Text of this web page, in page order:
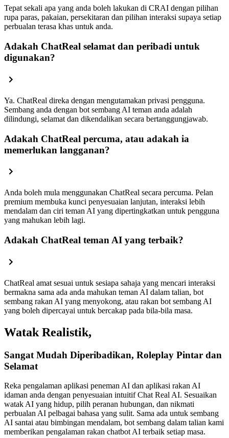
Tepat sekali apa yang anda boleh lakukan di CRAI dengan pilihan
rupa paras, pakaian, persekitaran dan pilihan interaksi supaya setiap
perbualan terasa khas untuk anda.
Adakah ChatReal selamat dan peribadi untuk
digunakan?
Ya. ChatReal direka dengan mengutamakan privasi pengguna.
Sembang anda dengan bot sembang AI teman anda adalah
dilindungi, selamat dan dikendalikan secara bertanggungjawab.
Adakah ChatReal percuma, atau adakah ia
memerlukan langganan?
Anda boleh mula menggunakan ChatReal secara percuma. Pelan
premium membuka kunci penyesuaian lanjutan, interaksi lebih
mendalam dan ciri teman AI yang dipertingkatkan untuk pengguna
yang mahukan lebih lagi.
Adakah ChatReal teman AI yang terbaik?
ChatReal amat sesuai untuk sesiapa sahaja yang mencari interaksi
bermakna sama ada anda mahukan teman AI dalam talian, bot
sembang rakan AI yang menyokong, atau rakan bot sembang AI
yang boleh dipercayai untuk bercakap pada bila-bila masa.
Watak Realistik,
Sangat Mudah Diperibadikan, Roleplay Pintar dan
Selamat
Reka pengalaman aplikasi peneman AI dan aplikasi rakan AI
idaman anda dengan penyesuaian intuitif Chat Real AI. Sesuaikan
watak AI yang hidup, pilih peranan hubungan, dan nikmati
perbualan AI pelbagai bahasa yang sulit. Sama ada untuk sembang
AI santai atau bimbingan mendalam, bot sembang dalam talian kami
memberikan pengalaman rakan chatbot AI terbaik setiap masa.